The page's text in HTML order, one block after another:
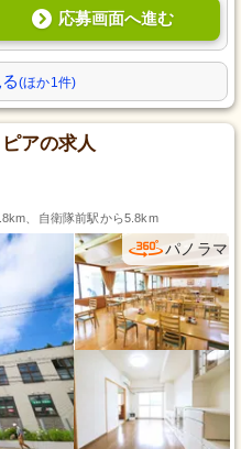
応募画面へ進む
(ほか1件)
アの求人
、自衛隊前駅から5.8km
パノラマ